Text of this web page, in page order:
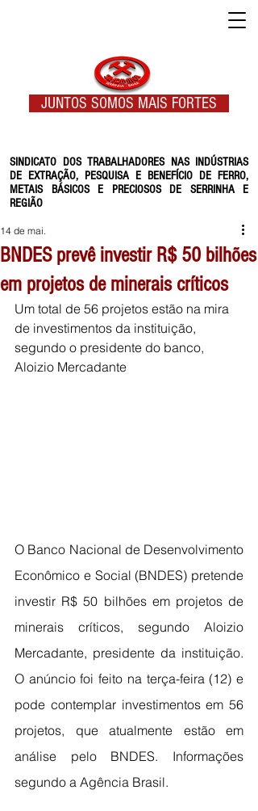
SINDICATO DOS TRABALHADORES NAS INDÚSTRIAS
DE EXTRAÇÃO, PESQUISA E BENEFÍCIO DE FERRO,
METAIS BÁSICOS E PRECIOSOS DE SERRINHA E
REGIÃO
JUNTOS SOMOS MAIS FORTES
BNDES prevê investir R$ 50 bilhões
em projetos de minerais críticos
14 de mai.
Um total de 56 projetos estão na mira
de investimentos da instituição,
segundo o presidente do banco,
Aloizio Mercadante
O Banco Nacional de Desenvolvimento
Econômico e Social (BNDES) pretende
investir R$ 50 bilhões em projetos de
minerais críticos, segundo Aloizio
Mercadante, presidente da instituição.
O anúncio foi feito na terça-feira (12) e
pode contemplar investimentos em 56
projetos, que atualmente estão em
análise pelo BNDES. Informações
segundo a Agência Brasil.